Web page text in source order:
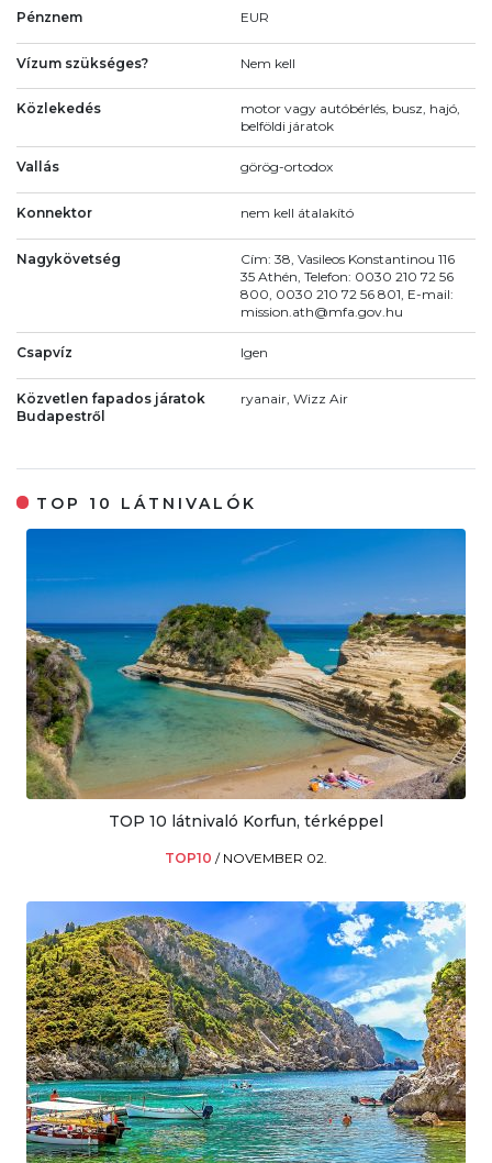
Pénznem EUR
Vízum szükséges? Nem kell
Közlekedés
motor vagy autóbérlés, busz, hajó,
belföldi járatok
Vallás görög-ortodox
Konnektor nem kell átalakító
Nagykövetség
Cím: 38, Vasileos Konstantinou 116
35 Athén, Telefon: 0030 210 72 56
800, 0030 210 72 56 801, E-mail:
mission.ath@mfa.gov.hu
Csapvíz Igen
Közvetlen fapados járatok
Budapestről
ryanair, Wizz Air
TOP 10 LÁTNIVALÓK
TOP 10 látnivaló Korfun, térképpel
TOP10 / NOVEMBER 02.